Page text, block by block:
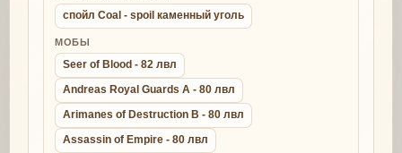
спойл Coal - spoil каменный уголь
МОБЫ
Seer of Blood - 82 лвл
Andreas Royal Guards A - 80 лвл
Arimanes of Destruction B - 80 лвл
Assassin of Empire - 80 лвл